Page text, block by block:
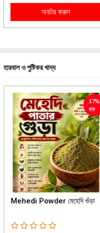
অর্ডার করুন
হারবাল ও পুষ্টিকর খাদ্য
17%
ছাড়
Mehedi Powder মেহেদি গুঁড়া